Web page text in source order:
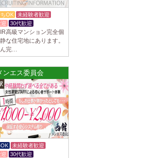
OK
未経験者歓迎
30代歓迎
高級マンション完全個
な住宅地にあります。
ん完…
ーム
ンエス委員会
未経験者歓迎
30代歓迎